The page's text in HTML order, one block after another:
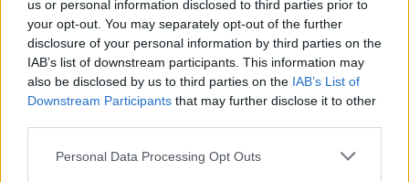
us or personal information disclosed to third parties prior to
your opt-out. You may separately opt-out of the further
disclosure of your personal information by third parties on the
IAB’s list of downstream participants. This information may
also be disclosed by us to third parties on the IAB’s List of
Downstream Participants that may further disclose it to other
Personal Data Processing Opt Outs